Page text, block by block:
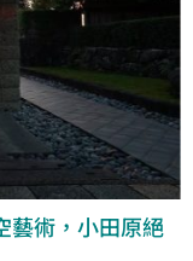
藝術，小田原絕